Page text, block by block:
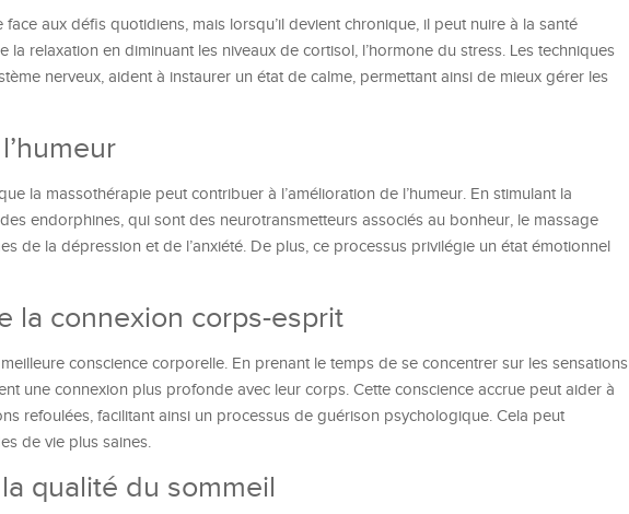
face aux défis quotidiens, mais lorsqu’il devient chronique, il peut nuire à la santé
la relaxation en diminuant les niveaux de cortisol, l’hormone du stress. Les techniques
nerveux, aident à instaurer un état de calme, permettant ainsi de mieux gérer les
la massothérapie peut contribuer à l’amélioration de l’humeur. En stimulant la
endorphines, qui sont des neurotransmetteurs associés au bonheur, le massage
de la dépression et de l’anxiété. De plus, ce processus privilégie un état émotionnel
la connexion corps-esprit
conscience corporelle. En prenant le temps de se concentrer sur les sensations
une connexion plus profonde avec leur corps. Cette conscience accrue peut aider à
refoulées, facilitant ainsi un processus de guérison psychologique. Cela peut
de vie plus saines.
qualité du sommeil